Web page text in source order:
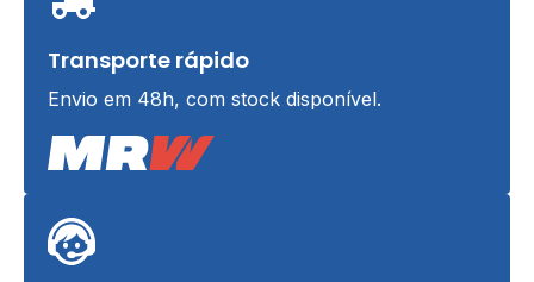
Transporte rápido
Envio em 48h, com stock disponível.